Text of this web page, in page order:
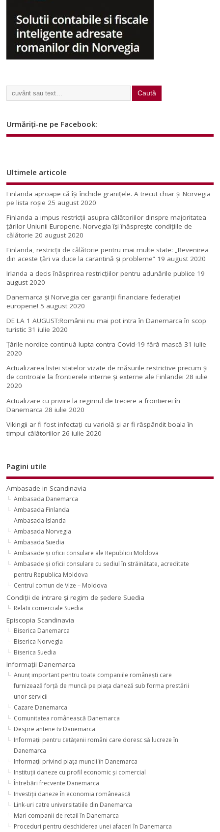
Urmăriți-ne pe Facebook:
Ultimele articole
Finlanda aproape că își închide granițele. A trecut chiar și Norvegia
pe lista roșie 25 august 2020
Finlanda a impus restricţii asupra călătoriilor dinspre majoritatea
ţărilor Uniunii Europene. Norvegia își înăsprește condițiile de
călătorie 20 august 2020
Finlanda, restricţii de călătorie pentru mai multe state: „Revenirea
din aceste ţări va duce la carantină şi probleme” 19 august 2020
Irlanda a decis înăsprirea restricțiilor pentru adunările publice 19
august 2020
Danemarca și Norvegia cer garanții financiare federației
europene! 5 august 2020
DE LA 1 AUGUST:Românii nu mai pot intra în Danemarca în scop
turistic 31 iulie 2020
Țările nordice continuă lupta contra Covid-19 fără mască 31 iulie
2020
Actualizarea listei statelor vizate de măsurile restrictive precum și
de controale la frontierele interne și externe ale Finlandei 28 iulie
2020
Actualizare cu privire la regimul de trecere a frontierei în
Danemarca 28 iulie 2020
Vikingii ar fi fost infectaţi cu variolă şi ar fi răspândit boala în
timpul călătoriilor 26 iulie 2020
Pagini utile
Ambasade in Scandinavia
Ambasada Danemarca
Ambasada Finlanda
Ambasada Islanda
Ambasada Norvegia
Ambasada Suedia
Ambasade şi oficii consulare ale Republicii Moldova
Ambasade şi oficii consulare cu sediul în străinătate, acreditate
pentru Republica Moldova
Centrul comun de Vize – Moldova
Condiţii de intrare şi regim de şedere Suedia
Relatii comerciale Suedia
Episcopia Scandinavia
Biserica Danemarca
Biserica Norvegia
Biserica Suedia
Informaţii Danemarca
Anunţ important pentru toate companiile româneşti care
furnizează forţă de muncă pe piaţa daneză sub forma prestării
unor servicii
Cazare Danemarca
Comunitatea românească Danemarca
Despre antene tv Danemarca
Informaţii pentru cetăţenii români care doresc să lucreze în
Danemarca
Informaţii privind piaţa muncii în Danemarca
Instituţii daneze cu profil economic şi comercial
Întrebări frecvente Danemarca
Investiţii daneze în economia românească
Link-uri catre universitatiile din Danemarca
Mari companii de retail în Danemarca
Proceduri pentru deschiderea unei afaceri în Danemarca